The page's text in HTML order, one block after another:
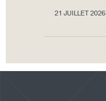
21 JUILLET 2026